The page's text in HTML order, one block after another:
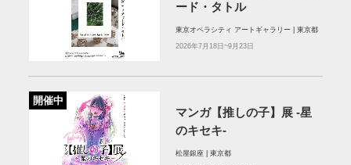
ード・タトル
東京オペラシティ アートギャラリー | 東京都
2026年7月18日~9月23日
開催中
マンガ【推しの子】展 -星
のキセキ-
松屋銀座 | 東京都